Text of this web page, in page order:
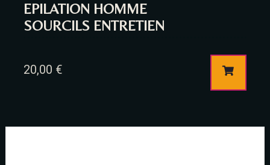
EPILATION HOMME
SOURCILS ENTRETIEN
20,00 €